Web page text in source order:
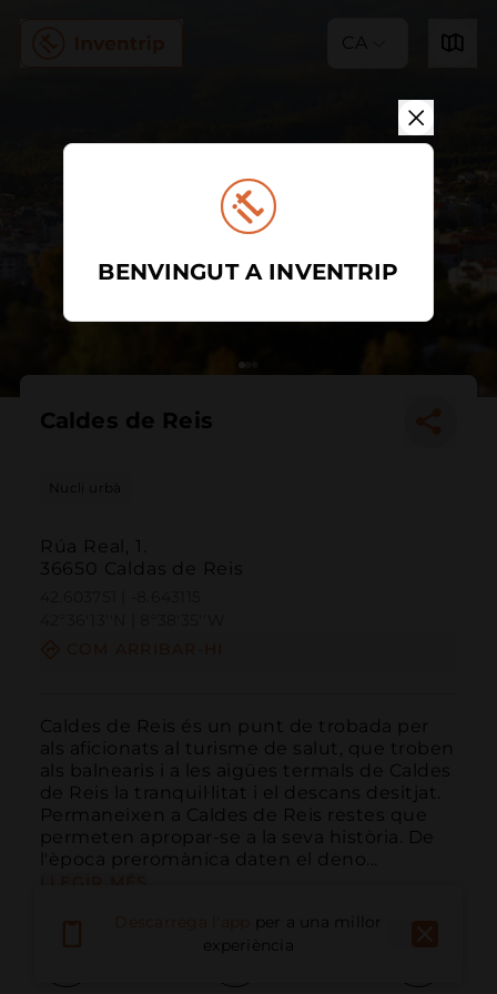
CA
Caldes de Reis
Nucli urbà
Rúa Real, 1.
36650 Caldas de Reis
Caldes de Reis és un punt de trobada per
als aficionats al turisme de salut, que troben
als balnearis i a les aigües termals de Caldes
de Reis la tranquil·litat i el descans desitjat.
Permaneixen a Caldes de Reis restes que
permeten apropar-se a la seva història. De
l'època preromànica daten el deno...
per a una millor
experiència
BENVINGUT A INVENTRIP